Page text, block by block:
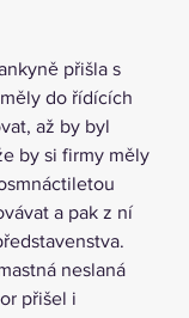
přišla s
do řídících
až by byl
by si firmy měly
a pak z ní
neslaná
přišel i